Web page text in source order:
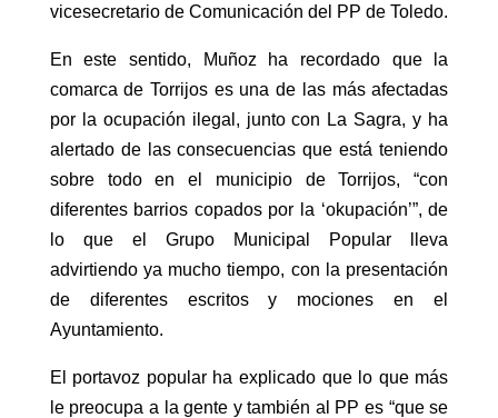
vicesecretario de Comunicación del PP de Toledo.
En este sentido, Muñoz ha recordado que la
comarca de Torrijos es una de las más afectadas
por la ocupación ilegal, junto con La Sagra, y ha
alertado de las consecuencias que está teniendo
sobre todo en el municipio de Torrijos, “con
diferentes barrios copados por la ‘okupación’”, de
lo que el Grupo Municipal Popular lleva
advirtiendo ya mucho tiempo, con la presentación
de diferentes escritos y mociones en el
Ayuntamiento.
El portavoz popular ha explicado que lo que más
le preocupa a la gente y también al PP es “que se